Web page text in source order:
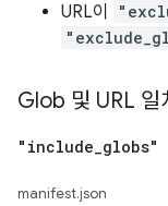
URL이
Glob 및 URL 일
"include_globs"
manifest.json